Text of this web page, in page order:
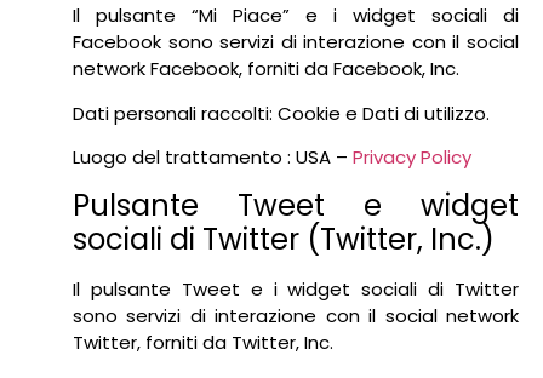
Il pulsante “Mi Piace” e i widget sociali di
Facebook sono servizi di interazione con il social
network Facebook, forniti da Facebook, Inc.
Dati personali raccolti: Cookie e Dati di utilizzo.
Luogo del trattamento : USA – Privacy Policy
Pulsante Tweet e widget
sociali di Twitter (Twitter, Inc.)
Il pulsante Tweet e i widget sociali di Twitter
sono servizi di interazione con il social network
Twitter, forniti da Twitter, Inc.